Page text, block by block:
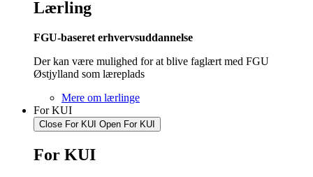
Lærling
FGU-baseret erhvervsuddannelse
Der kan være mulighed for at blive faglært med FGU
Østjylland som læreplads
Mere om lærlinge
For KUI
Close For KUI Open For KUI
For KUI